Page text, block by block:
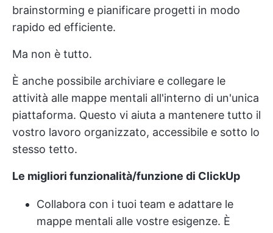
brainstorming e pianificare progetti in modo
rapido ed efficiente.
Ma non è tutto.
È anche possibile archiviare e collegare le
attività alle mappe mentali all'interno di un'unica
piattaforma. Questo vi aiuta a mantenere tutto il
vostro lavoro organizzato, accessibile e sotto lo
stesso tetto.
Le migliori funzionalità/funzione di ClickUp
Collabora con i tuoi team e adattare le
mappe mentali alle vostre esigenze. È